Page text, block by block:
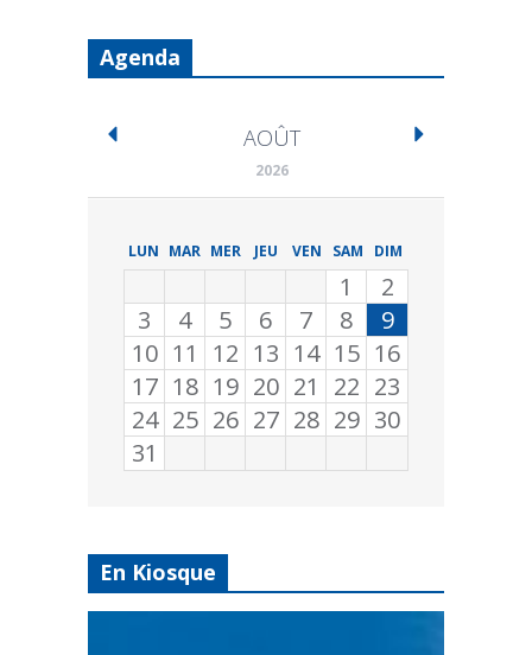
Agenda
AOÛT
2026
LUN MAR MER JEU VEN SAM DIM
1
2
3
4 5 6 7 8
9
10 11 12 13 14 15 16
17 18 19 20 21 22 23
24 25 26 27 28 29 30
31
En Kiosque